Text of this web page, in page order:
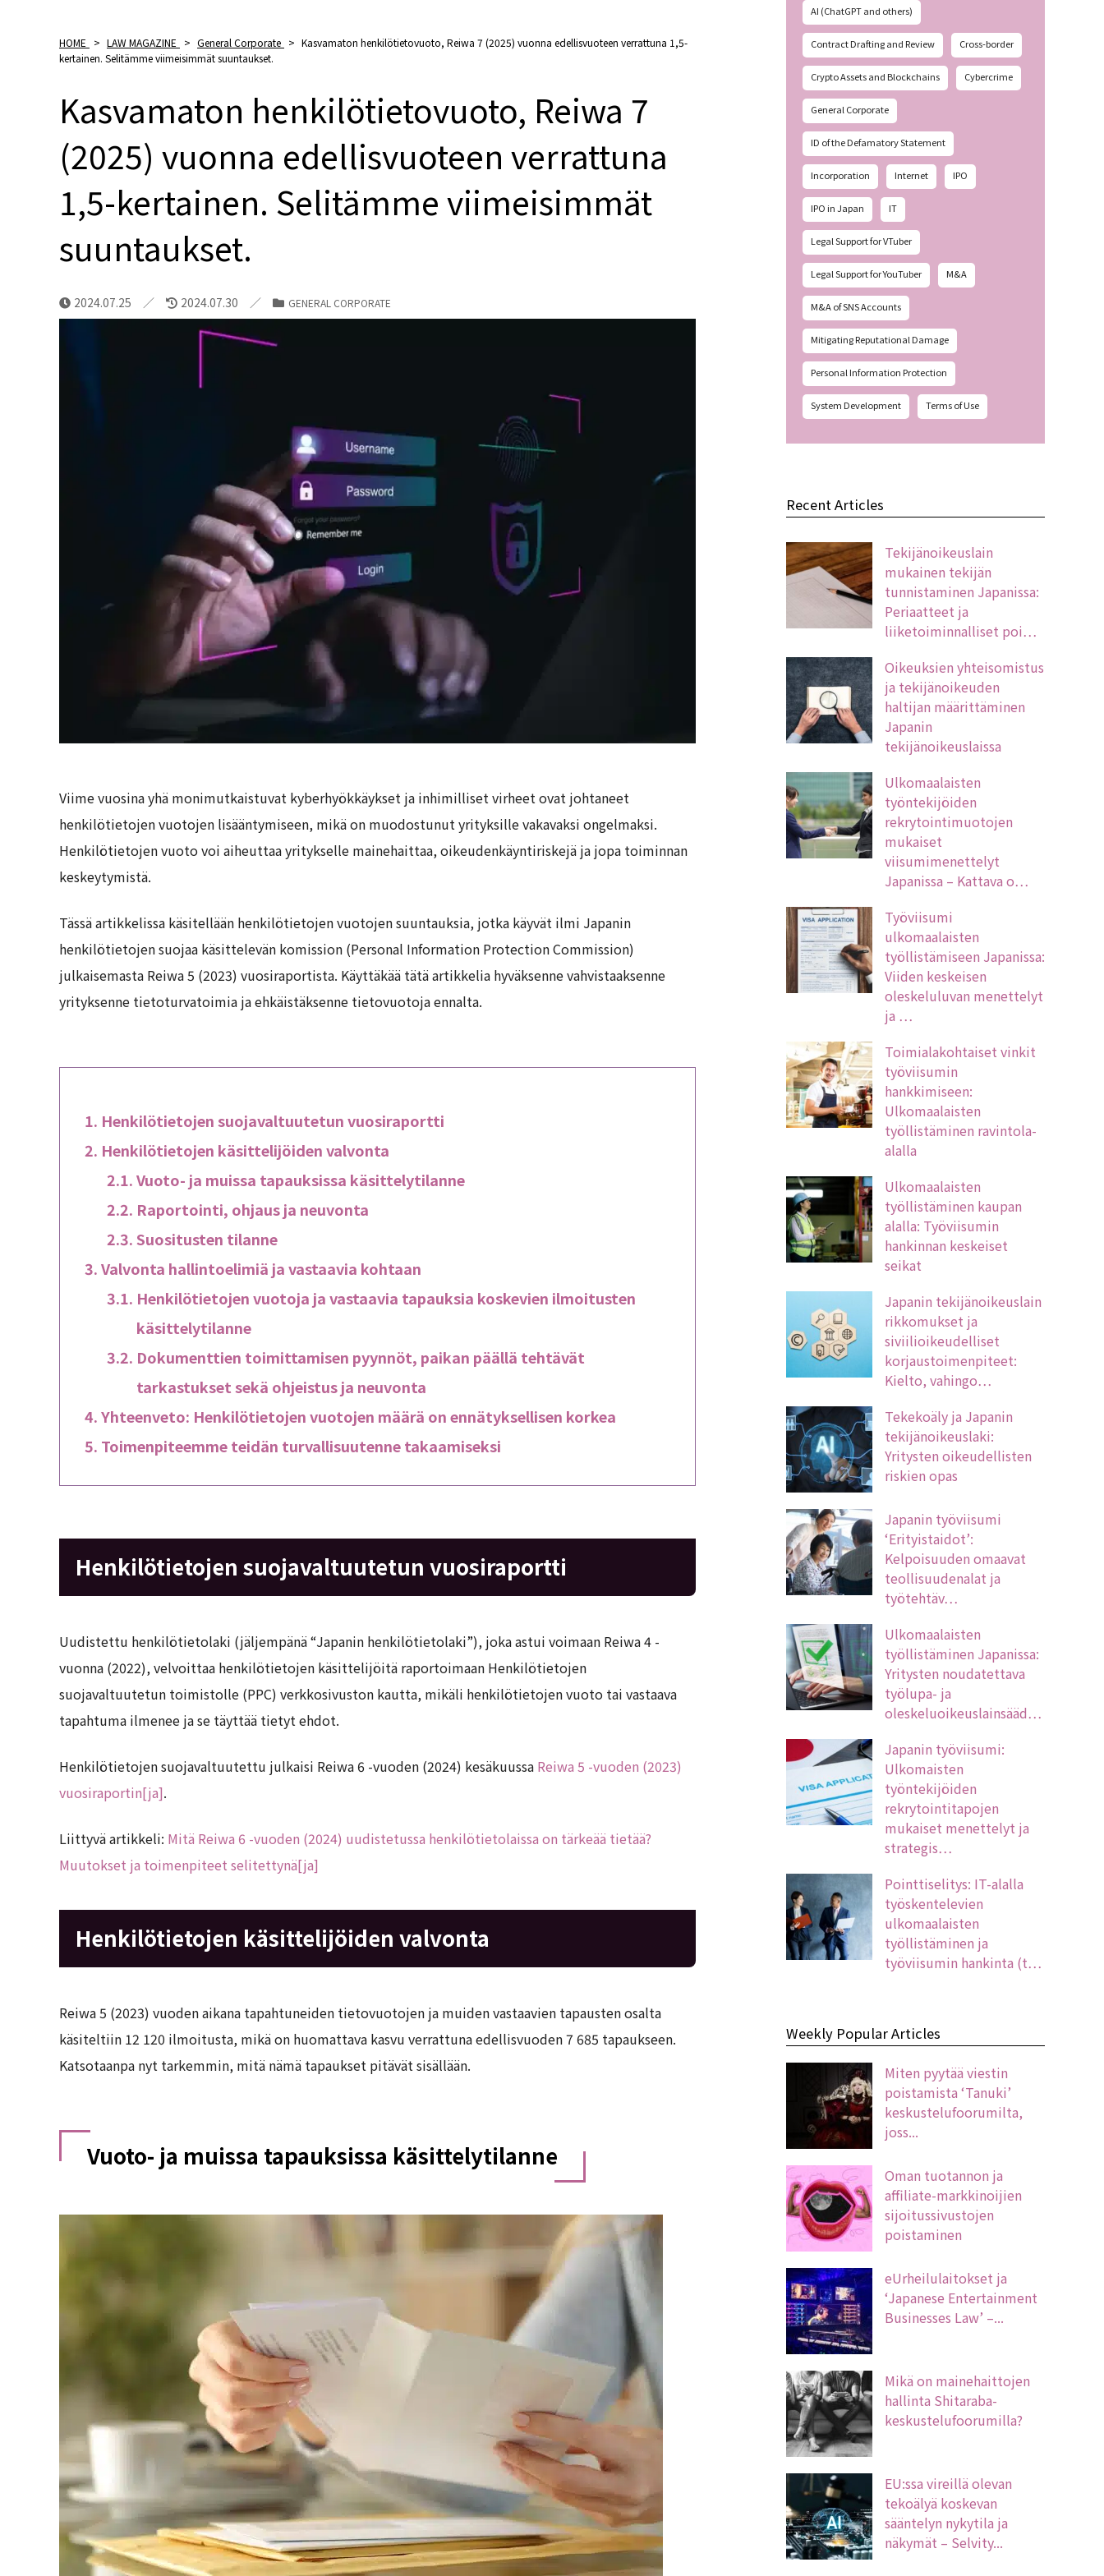
HOME > LAW MAGAZINE > General Corporate > Kasvamaton henkilötietovuoto, Reiwa 7 (2025) vuonna edellisvuoteen verrattuna 1,5-
kertainen. Selitämme viimeisimmät suuntaukset.
Kasvamaton henkilötietovuoto, Reiwa 7
(2025) vuonna edellisvuoteen verrattuna
1,5-kertainen. Selitämme viimeisimmät
suuntaukset.
2024.07.25 2024.07.30 GENERAL CORPORATE
Viime vuosina yhä monimutkaistuvat kyberhyökkäykset ja inhimilliset virheet ovat johtaneet
henkilötietojen vuotojen lisääntymiseen, mikä on muodostunut yrityksille vakavaksi ongelmaksi.
Henkilötietojen vuoto voi aiheuttaa yritykselle mainehaittaa, oikeudenkäyntiriskejä ja jopa toiminnan
keskeytymistä.
Tässä artikkelissa käsitellään henkilötietojen vuotojen suuntauksia, jotka käyvät ilmi Japanin
henkilötietojen suojaa käsittelevän komission (Personal Information Protection Commission)
julkaisemasta Reiwa 5 (2023) vuosiraportista. Käyttäkää tätä artikkelia hyväksenne vahvistaaksenne
yrityksenne tietoturvatoimia ja ehkäistäksenne tietovuotoja ennalta.
Henkilötietojen suojavaltuutetun vuosiraportti
Henkilötietojen käsittelijöiden valvonta
Vuoto- ja muissa tapauksissa käsittelytilanne
Raportointi, ohjaus ja neuvonta
Suositusten tilanne
Valvonta hallintoelimiä ja vastaavia kohtaan
Henkilötietojen vuotoja ja vastaavia tapauksia koskevien ilmoitusten
käsittelytilanne
Dokumenttien toimittamisen pyynnöt, paikan päällä tehtävät
tarkastukset sekä ohjeistus ja neuvonta
Yhteenveto: Henkilötietojen vuotojen määrä on ennätyksellisen korkea
Toimenpiteemme teidän turvallisuutenne takaamiseksi
Henkilötietojen suojavaltuutetun vuosiraportti
Uudistettu henkilötietolaki (jäljempänä “Japanin henkilötietolaki”), joka astui voimaan Reiwa 4 -
vuonna (2022), velvoittaa henkilötietojen käsittelijöitä raportoimaan Henkilötietojen
suojavaltuutetun toimistolle (PPC) verkkosivuston kautta, mikäli henkilötietojen vuoto tai vastaava
tapahtuma ilmenee ja se täyttää tietyt ehdot.
Henkilötietojen suojavaltuutettu julkaisi Reiwa 6 -vuoden (2024) kesäkuussa Reiwa 5 -vuoden (2023)
vuosiraportin[ja].
Liittyvä artikkeli: Mitä Reiwa 6 -vuoden (2024) uudistetussa henkilötietolaissa on tärkeää tietää?
Muutokset ja toimenpiteet selitettynä[ja]
Henkilötietojen käsittelijöiden valvonta
Reiwa 5 (2023) vuoden aikana tapahtuneiden tietovuotojen ja muiden vastaavien tapausten osalta
käsiteltiin 12 120 ilmoitusta, mikä on huomattava kasvu verrattuna edellisvuoden 7 685 tapaukseen.
Katsotaanpa nyt tarkemmin, mitä nämä tapaukset pitävät sisällään.
Vuoto- ja muissa tapauksissa käsittelytilanne
AI (ChatGPT and others)
Contract Drafting and Review Cross-border
Crypto Assets and Blockchains Cybercrime
General Corporate
ID of the Defamatory Statement
Incorporation Internet IPO
IPO in Japan IT
Legal Support for VTuber
Legal Support for YouTuber M&A
M&A of SNS Accounts
Mitigating Reputational Damage
Personal Information Protection
System Development Terms of Use
Recent Articles
Tekijänoikeuslain
mukainen tekijän
tunnistaminen Japanissa:
Periaatteet ja
liiketoiminnalliset poi…
Oikeuksien yhteisomistus
ja tekijänoikeuden
haltijan määrittäminen
Japanin
tekijänoikeuslaissa
Ulkomaalaisten
työntekijöiden
rekrytointimuotojen
mukaiset
viisumimenettelyt
Japanissa – Kattava o…
Työviisumi
ulkomaalaisten
työllistämiseen Japanissa:
Viiden keskeisen
oleskeluluvan menettelyt
ja …
Toimialakohtaiset vinkit
työviisumin
hankkimiseen:
Ulkomaalaisten
työllistäminen ravintola-
alalla
Ulkomaalaisten
työllistäminen kaupan
alalla: Työviisumin
hankinnan keskeiset
seikat
Japanin tekijänoikeuslain
rikkomukset ja
siviilioikeudelliset
korjaustoimenpiteet:
Kielto, vahingo…
Tekekoäly ja Japanin
tekijänoikeuslaki:
Yritysten oikeudellisten
riskien opas
Japanin työviisumi
‘Erityistaidot’:
Kelpoisuuden omaavat
teollisuudenalat ja
työtehtäv…
Ulkomaalaisten
työllistäminen Japanissa:
Yritysten noudatettava
työlupa- ja
oleskeluoikeuslainsääd…
Japanin työviisumi:
Ulkomaisten
työntekijöiden
rekrytointitapojen
mukaiset menettelyt ja
strategis…
Pointtiselitys: IT-alalla
työskentelevien
ulkomaalaisten
työllistäminen ja
työviisumin hankinta (t…
Weekly Popular Articles
Miten pyytää viestin
poistamista ‘Tanuki’
keskustelufoorumilta,
joss...
Oman tuotannon ja
affiliate-markkinoijien
sijoitussivustojen
poistaminen
eUrheilulaitokset ja
‘Japanese Entertainment
Businesses Law’ –...
Mikä on mainehaittojen
hallinta Shitaraba-
keskustelufoorumilla?
EU:ssa vireillä olevan
tekoälyä koskevan
sääntelyn nykytila ja
näkymät – Selvity...